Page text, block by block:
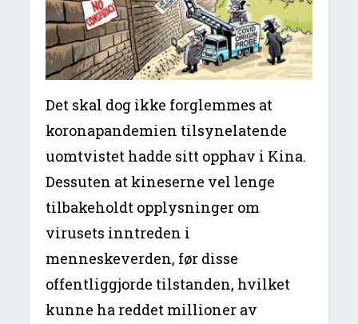
Det skal dog ikke forglemmes at
koronapandemien tilsynelatende
uomtvistet hadde sitt opphav i Kina.
Dessuten at kineserne vel lenge
tilbakeholdt opplysninger om
virusets inntreden i
menneskeverden, før disse
offentliggjorde tilstanden, hvilket
kunne ha reddet millioner av